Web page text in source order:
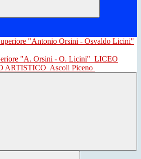
"A. Orsini - O. Licini" LICEO
ARTISTICO Ascoli Piceno